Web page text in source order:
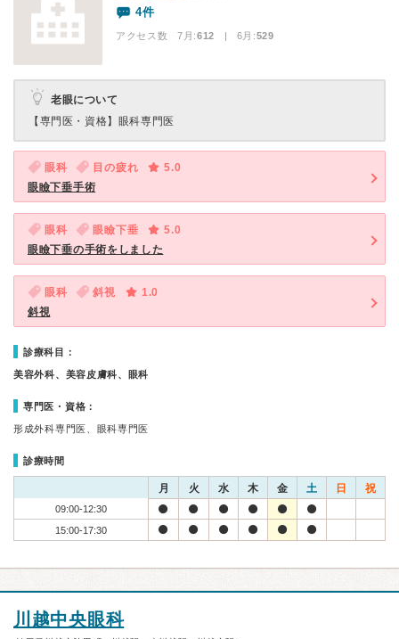
4件
アクセス数 7月:612 | 6月:529
老眼について
【専門医・資格】 眼科専門医
眼科 目の疲れ
5.0
眼瞼下垂手術
眼科 眼瞼下垂
5.0
眼瞼下垂の手術をしました
眼科 斜視
1.0
斜視
診療科目：
美容外科、美容皮膚科、眼科
専門医・資格：
形成外科専門医、眼科専門医
診療時間
月 火 水 木 金 土 日 祝
09:00-12:30
15:00-17:30
川越中央眼科